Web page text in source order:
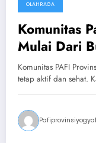
May 29, 2025
OLAHRAGA
Komunitas
Mulai Dari
Komunitas PAFI
tetap aktif dan sehat.